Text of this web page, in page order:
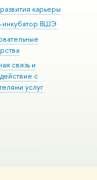
карьеры
инкубатор ВШЭ
связь и
с
услуг